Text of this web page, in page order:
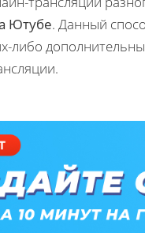
Ютубе. Данный
либо